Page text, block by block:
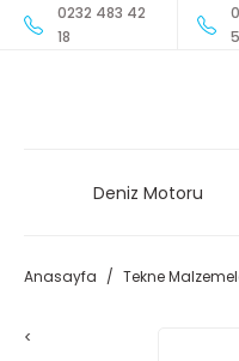
0232 483 42
18
Deniz Motoru
Anasayfa Tekne
<